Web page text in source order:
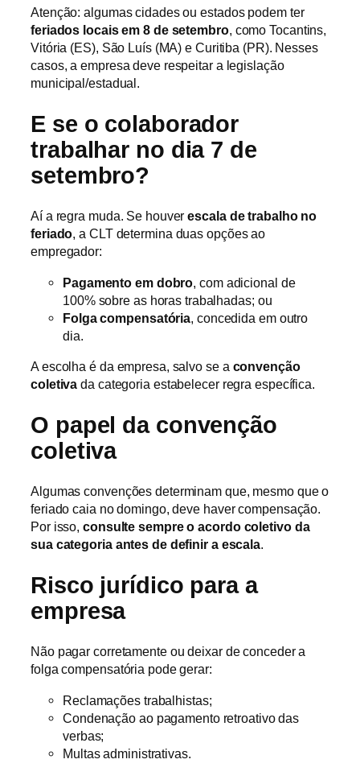
Atenção: algumas cidades ou estados podem ter
feriados locais em 8 de setembro, como Tocantins,
Vitória (ES), São Luís (MA) e Curitiba (PR). Nesses
casos, a empresa deve respeitar a legislação
municipal/estadual.
E se o colaborador
trabalhar no dia 7 de
setembro?
Aí a regra muda. Se houverescala de trabalho no
feriado, a CLT determina duas opções ao
empregador:
Pagamento em dobro , com adicional de
100% sobre as horas trabalhadas; ou
Folga compensatória , concedida em outro
dia.
A escolha é da empresa, salvo se a convenção
coletiva da categoria estabelecer regra específica.
O papel da convenção
coletiva
Algumas convenções determinam que, mesmo que o
feriado caia no domingo, deve haver compensação.
Por isso,consulte sempre o acordo coletivo da
sua categoria antes de definir a escala.
Risco jurídico para a
empresa
Não pagar corretamente ou deixar de conceder a
folga compensatória pode gerar:
Reclamações trabalhistas;
Condenação ao pagamento retroativo das
verbas;
Multas administrativas.